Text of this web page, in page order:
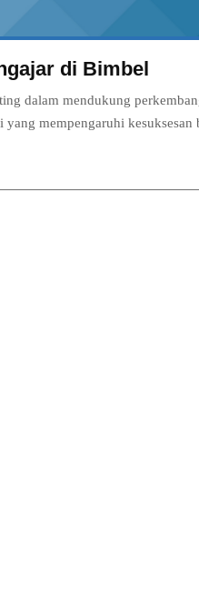
di Bimbel
dalam mendukung
mempengaruhi kesuksesan